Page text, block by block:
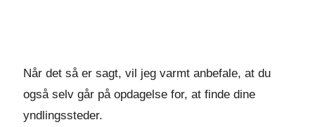
Når det så er sagt, vil jeg varmt anbefale, at du
også selv går på opdagelse for, at finde dine
yndlingssteder.